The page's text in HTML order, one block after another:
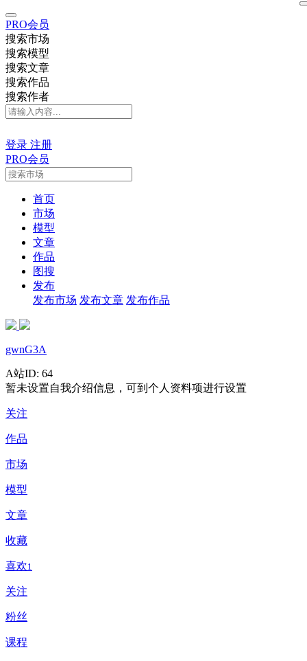
PRO会员
搜索市场
搜索模型
搜索文章
搜索作品
搜索作者
登录 注册
PRO会员
首页
市场
模型
文章
作品
图搜
发布
发布市场 发布文章 发布作品
gwnG3A
A站ID: 64
暂未设置自我介绍信息，可到个人资料项进行设置
关注
作品
市场
模型
文章
收藏
喜欢1
关注
粉丝
课程